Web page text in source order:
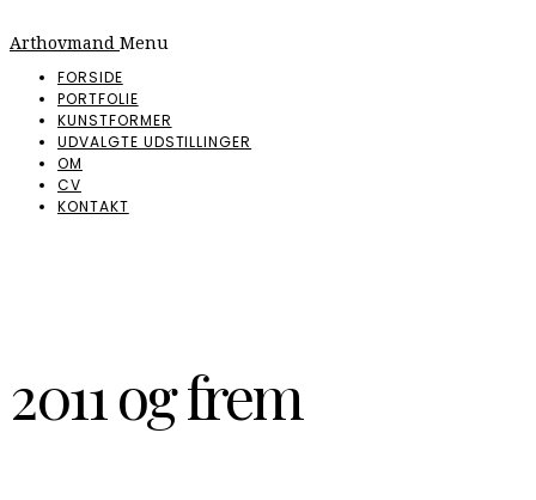
Arthovmand Menu
FORSIDE
PORTFOLIE
KUNSTFORMER
UDVALGTE UDSTILLINGER
OM
CV
KONTAKT
2011 og frem